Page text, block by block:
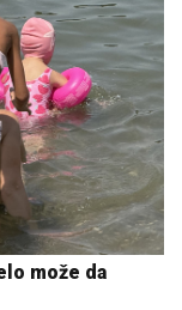
može da